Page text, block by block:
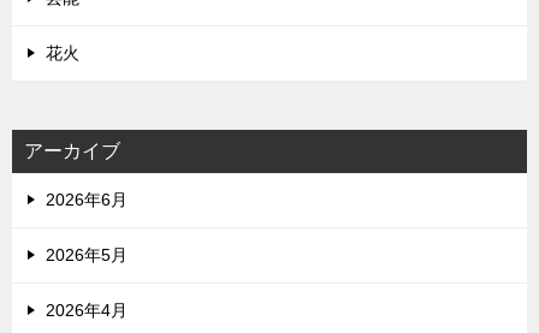
花火
アーカイブ
2026年6月
2026年5月
2026年4月